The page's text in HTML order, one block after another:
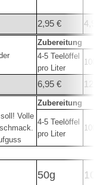
2,95 €
Zubereitung
4-5 Teelöffel
pro Liter
6,95 €
Zubereitung
Volle
4-5 Teelöffel
pro Liter
50g